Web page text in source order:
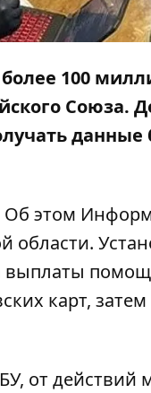
100
Союза.
данные
этом
области.
карт,
от действий